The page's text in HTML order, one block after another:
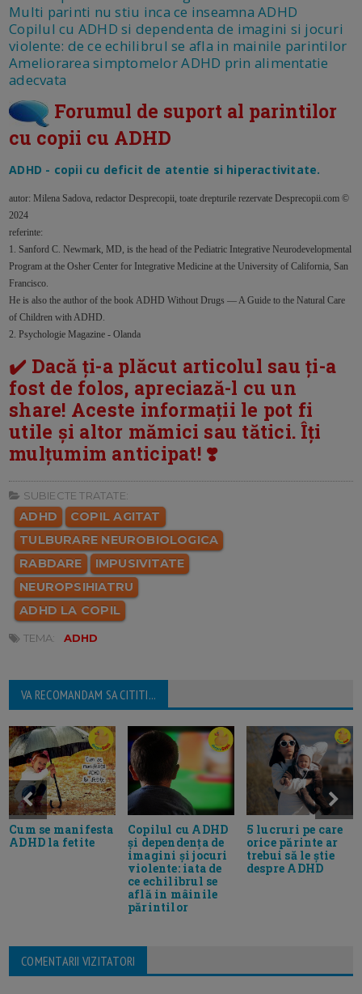
Multi parinti nu stiu inca ce inseamna ADHD
Copilul cu ADHD si dependenta de imagini si jocuri
violente: de ce echilibrul se afla in mainile parintilor
Ameliorarea simptomelor ADHD prin alimentatie
adecvata
Forumul de suport al parintilor
cu copii cu ADHD
ADHD - copii cu deficit de atentie si hiperactivitate.
autor: Milena Sadova, redactor Desprecopii, toate drepturile rezervate Desprecopii.com ©
2024
referinte:
1. Sanford C. Newmark, MD, is the head of the Pediatric Integrative Neurodevelopmental
Program at the Osher Center for Integrative Medicine at the University of California, San
Francisco.
He is also the author of the book ADHD Without Drugs — A Guide to the Natural Care
of Children with ADHD.
2. Psychologie Magazine - Olanda
✔️ Dacă ți-a plăcut articolul sau ți-a
fost de folos, apreciază-l cu un
share! Aceste informații le pot fi
utile și altor mămici sau tătici. Îți
mulțumim anticipat! ❣️
SUBIECTE TRATATE:
ADHD
COPIL AGITAT
TULBURARE NEUROBIOLOGICA
RABDARE
IMPUSIVITATE
NEUROPSIHIATRU
ADHD LA COPIL
TEMA: ADHD
VA RECOMANDAM SA CITITI...
Cum se manifesta
ADHD la fetite
Copilul cu ADHD
și dependența de
imagini și jocuri
violente: iata de
ce echilibrul se
află in mâinile
părintilor
5 lucruri pe care
orice părinte ar
trebui să le știe
despre ADHD
COMENTARII VIZITATORI